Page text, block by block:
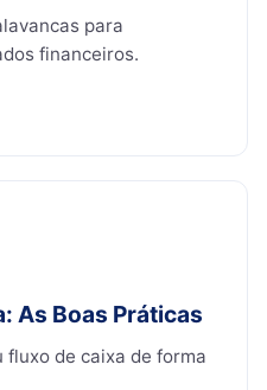
para
financeiros.
As Boas Práticas
de caixa de forma